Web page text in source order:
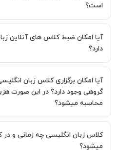
است؟
شما میدهیم که استاد شما پیش از جلسه
یک کلاس آنلاین با کیفیت و مفید را به
آیا امکان ضبط کلاس های آنلاین
دارد؟
کنید.
آیا امکان برگزاری کلاس زبان
گروهی وجود دارد؟ در این صورت
محاسبه میشود؟
صورتیکه مایل هستید کلاس ها را در کنار
صورت گروهی برگزار کنید، این امکان وجود
کلاس زبان انگلیسی چه زمانی و
میشود؟